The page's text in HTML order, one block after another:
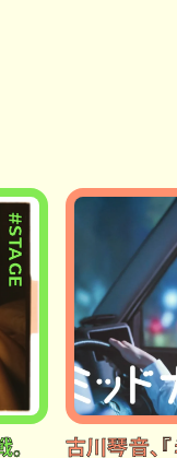
#STAGE
古川琴音、